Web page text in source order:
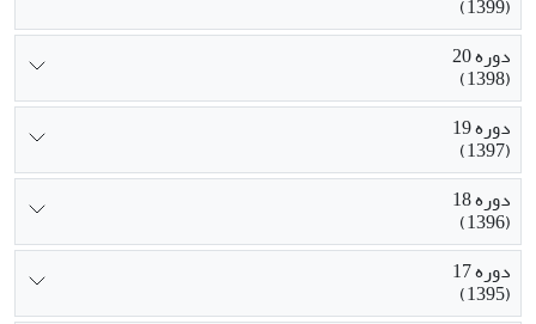
(1399)
دوره 20
(1398)
دوره 19
(1397)
دوره 18
(1396)
دوره 17
(1395)